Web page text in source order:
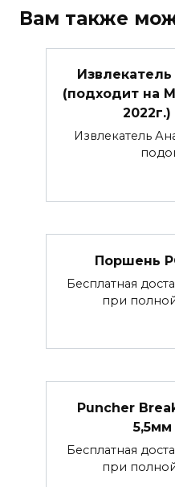
Вам также
(подходит на
Извлекатель
Поршень
Бесплатная
при
Puncher
5,5мм
Бесплатная
при